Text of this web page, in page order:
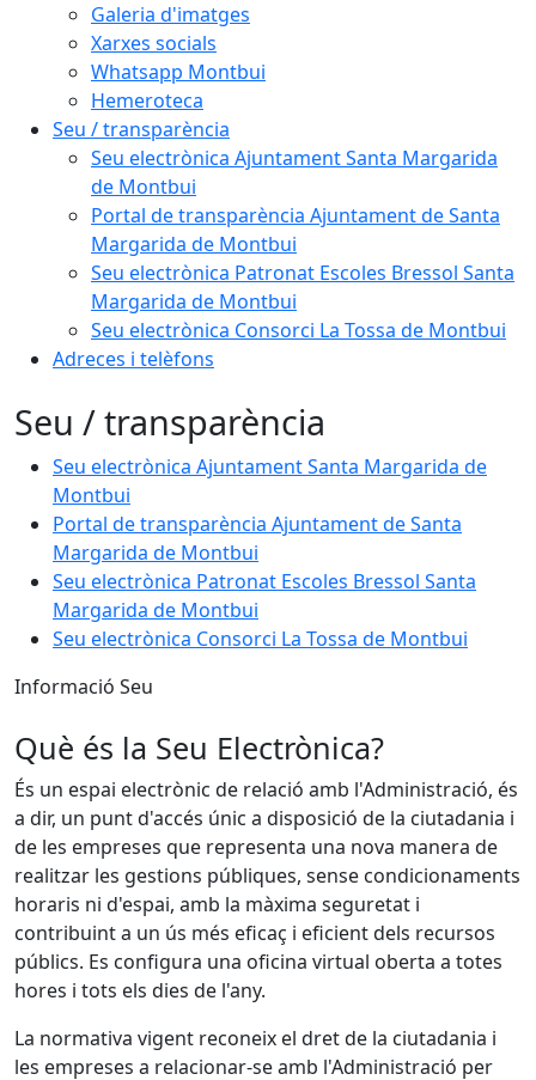
Galeria d'imatges
Xarxes socials
Whatsapp Montbui
Hemeroteca
Seu / transparència
Seu electrònica Ajuntament Santa Margarida
de Montbui
Portal de transparència Ajuntament de Santa
Margarida de Montbui
Seu electrònica Patronat Escoles Bressol Santa
Margarida de Montbui
Seu electrònica Consorci La Tossa de Montbui
Adreces i telèfons
Seu / transparència
Seu electrònica Ajuntament Santa Margarida de
Montbui
Portal de transparència Ajuntament de Santa
Margarida de Montbui
Seu electrònica Patronat Escoles Bressol Santa
Margarida de Montbui
Seu electrònica Consorci La Tossa de Montbui
Informació Seu
Què és la Seu Electrònica?
És un espai electrònic de relació amb l'Administració, és
a dir, un punt d'accés únic a disposició de la ciutadania i
de les empreses que representa una nova manera de
realitzar les gestions públiques, sense condicionaments
horaris ni d'espai, amb la màxima seguretat i
contribuint a un ús més eficaç i eficient dels recursos
públics. Es configura una oficina virtual oberta a totes
hores i tots els dies de l'any.
La normativa vigent reconeix el dret de la ciutadania i
les empreses a relacionar-se amb l'Administració per